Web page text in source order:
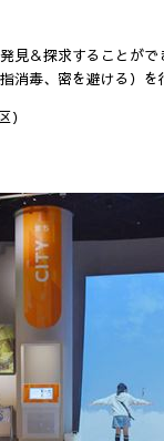
見＆探求することがで
毒、密を避ける）を
）